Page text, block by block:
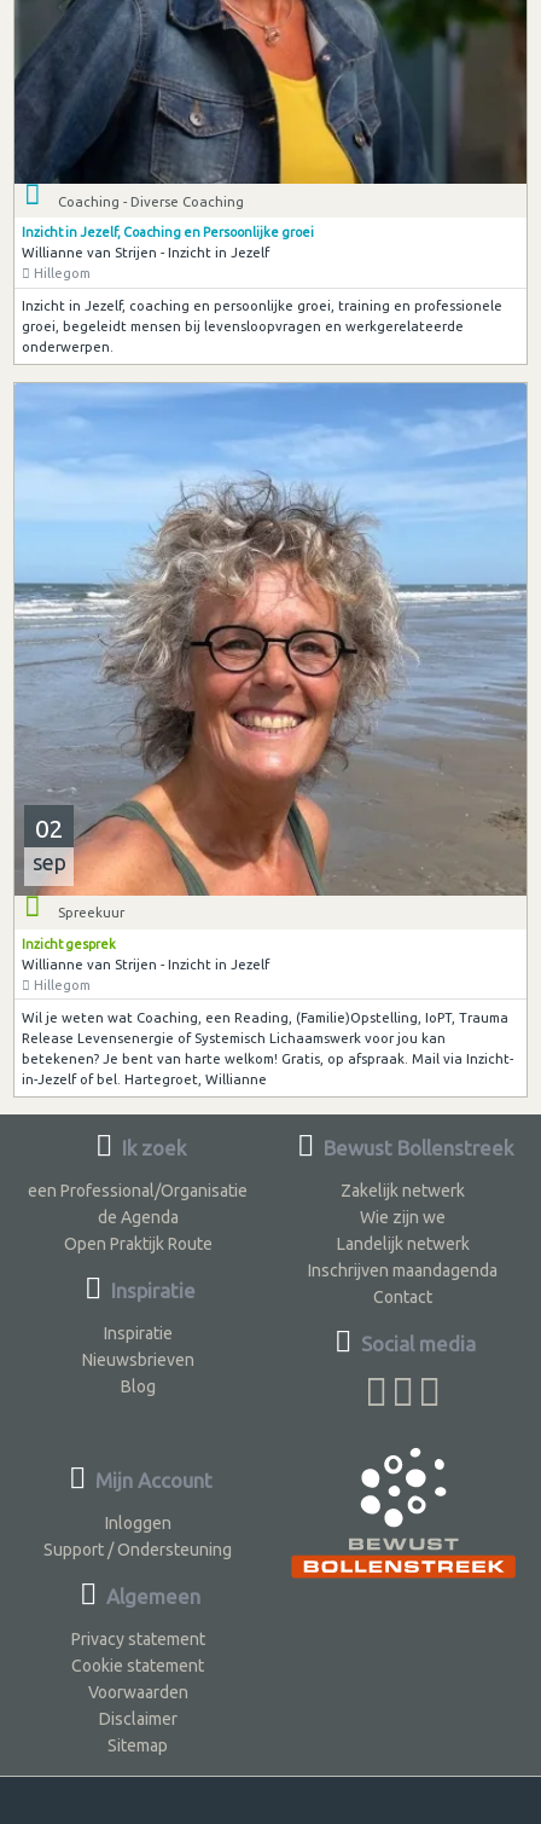
Coaching - Diverse Coaching
Inzicht in Jezelf, Coaching en Persoonlijke groei
Willianne van Strijen - Inzicht in Jezelf
Hillegom
Inzicht in Jezelf, coaching en persoonlijke groei, training en professionele
groei, begeleidt mensen bij levensloopvragen en werkgerelateerde
onderwerpen.
02
sep
Spreekuur
Inzicht gesprek
Willianne van Strijen - Inzicht in Jezelf
Hillegom
Wil je weten wat Coaching, een Reading, (Familie)Opstelling, IoPT, Trauma
Release Levensenergie of Systemisch Lichaamswerk voor jou kan
betekenen? Je bent van harte welkom! Gratis, op afspraak. Mail via Inzicht-
in-Jezelf of bel. Hartegroet, Willianne
Ik zoek
een Professional/Organisatie
de Agenda
Open Praktijk Route
Inspiratie
Inspiratie
Nieuwsbrieven
Blog
Bewust Bollenstreek
Zakelijk netwerk
Wie zijn we
Landelijk netwerk
Inschrijven maandagenda
Contact
Social media
Mijn Account
Inloggen
Support / Ondersteuning
Algemeen
Privacy statement
Cookie statement
Voorwaarden
Disclaimer
Sitemap